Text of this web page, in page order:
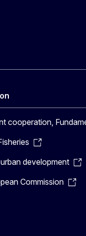
cooperation,
development
Commission